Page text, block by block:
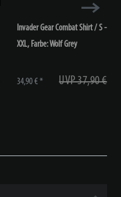
Invader Gear Combat Shirt / S -
XXL, Farbe: Wolf Grey
UVP 37,90 €
34,90 € *